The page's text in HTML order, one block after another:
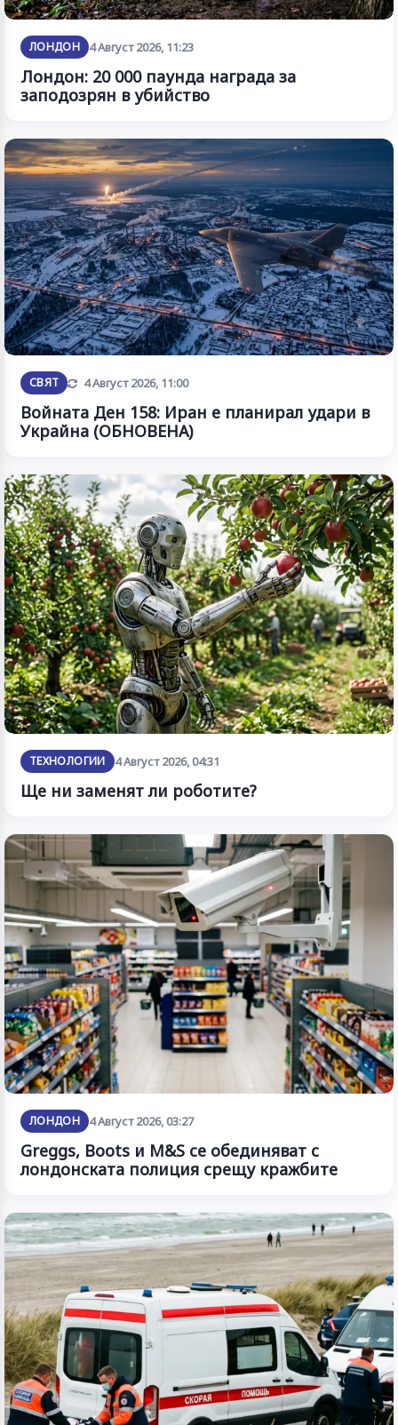
ЛОНДОН 4 Август 2026, 11:23
Лондон: 20 000 паунда награда за
заподозрян в убийство
СВЯТ Обновена
4 Август 2026, 11:00
Войната Ден 158: Иран е планирал удари в
Украйна (ОБНОВЕНА)
ТЕХНОЛОГИИ 4 Август 2026, 04:31
Ще ни заменят ли роботите?
ЛОНДОН 4 Август 2026, 03:27
Greggs, Boots и M&S се обединяват с
лондонската полиция срещу кражбите